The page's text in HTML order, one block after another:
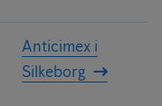
Anticimex i
Silkeborg